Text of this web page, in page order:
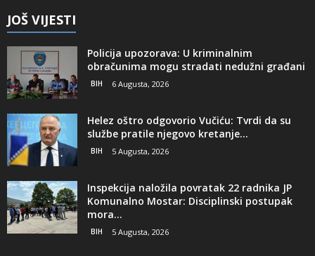
JOŠ VIJESTI
Policija upozorava: U kriminalnim
obračunima mogu stradati nedužni građani
BIH 6 Augusta, 2026
Helez oštro odgovorio Vučiću: Tvrdi da su
službe pratile njegovo kretanje...
BIH 5 Augusta, 2026
Inspekcija naložila povratak 22 radnika JP
Komunalno Mostar: Disciplinski postupak
mora...
BIH 5 Augusta, 2026